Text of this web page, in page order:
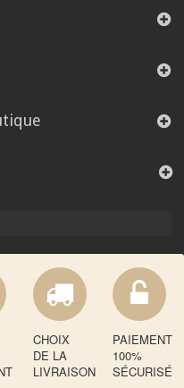
CHOIX
DE LA
LIVRAISON
PAIEMENT
100%
SÉCURISÉ